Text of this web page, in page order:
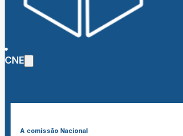
CNE
A comissão Nacional